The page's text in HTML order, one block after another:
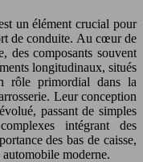
un élément crucial pour
de conduite. Au cœur de
des composants souvent
longitudinaux, situés
rôle primordial dans la
Leur conception
passant de simples
intégrant des
des bas de caisse,
automobile moderne.